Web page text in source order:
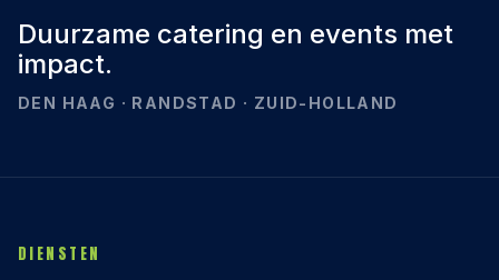
Duurzame catering en events met
impact.
DEN HAAG · RANDSTAD · ZUID-HOLLAND
DIENSTEN